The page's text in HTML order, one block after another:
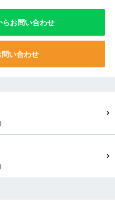
らお問い合わせ
問い合わせ